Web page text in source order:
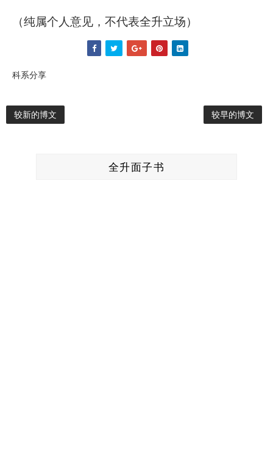
（纯属个人意见，不代表全升立场）
科系分享
较新的博文 较早的博文
全升面子书